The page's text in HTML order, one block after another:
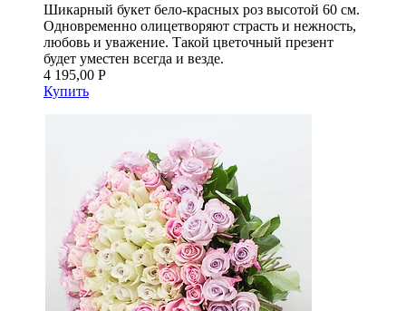
Шикарный букет бело-красных роз высотой 60 см.
Одновременно олицетворяют страсть и нежность,
любовь и уважение. Такой цветочный презент
будет уместен всегда и везде.
4 195,00 Р
Купить